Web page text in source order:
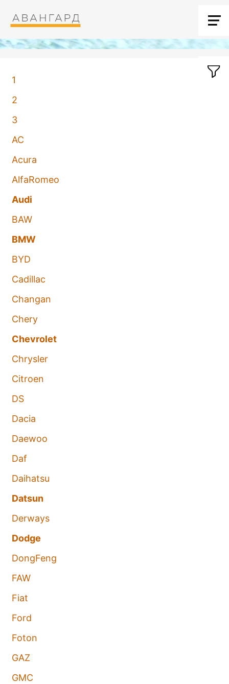
1
2
3
AC
Acura
AlfaRomeo
Audi
BAW
BMW
BYD
Cadillac
Changan
Chery
Chevrolet
Chrysler
Citroen
DS
Dacia
Daewoo
Daf
Daihatsu
Datsun
Derways
Dodge
DongFeng
FAW
Fiat
Ford
Foton
GAZ
GMC